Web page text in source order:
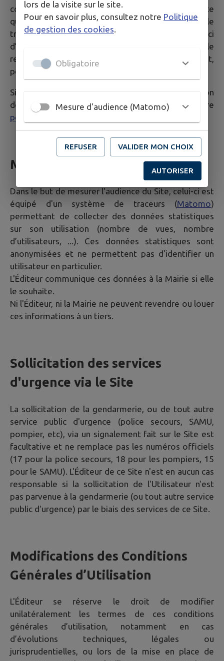
communiquées via le formulaire auprès de n’importe
quelle personne jugée compétente pour le
traitement de la demande dans un souci
d’optimisation de la qualité du service public dans le
respect des dispositions légales qui les concernent,
personne qui peut être externe à ces collectivités.
Si vous souhaitez plus d'informations sur la gestion
de vos données personnelles, consultez notre
politique de confidentialité
Mesure d'audience
Dans le but de mesurer l'audience du Site, celui-ci est
équipé d'un système de traceurs (Matomo)
permettant de collecter des données statistiques
sur son utilisation (nombre de vues, nombre
d’utilisateurs, ...). Ces données statistiques sont
anonymisées et ne permettent pas d'identifier un
utilisateur en particulier.
L'Éditeur communique ces données à la Mairie si elle
le souhaite.
Ni l'Éditeur, ni la Mairie ne peuvent revendre ou louer
ces informations à un tiers.
Sollicitation des services
d'urgence via le Site
La sollicitation de la gendarmerie, ou de tout autre
service public d'urgence (police secours, SAMU,
pompier, etc), via un signalement fait sur le Site est
facultative et ne remplace pas les numéros officiels
(17 pour la police secours, 18 pour les pompiers, 15
pour le SAMU). L'Éditeur de ce Site n'est en aucun cas
responsable si la sollicitation de l'Utilisateur n'est
pas parvenue à la gendarmerie (ou tout autre service
public d'urgence) par le biais des services de ce Site.
Modifications des Conditions
Générales d’Utilisation
L'Éditeur se réserve le droit de modifier
unilatéralement les termes de ces conditions
générales d’utilisation, notamment en cas
d’évolutions techniques, légales ou
jurisprudentielles, ou lors de la mise en place de
lors de la visite sur le site.
Pour en savoir plus, consultez notre Politique
de gestion des cookies
Obligatoire
Mesure d'audience (Matomo)
REFUSER VALIDER MON CHOIX
AUTORISER